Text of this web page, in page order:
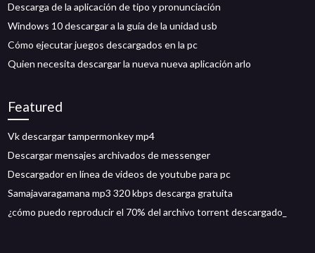
Descarga de la aplicación de tipo y pronunciación
Windows 10 descargar a la guía de la unidad usb
Cómo ejecutar juegos descargados en la pc
Quien necesita descargar la nueva nueva aplicación arlo
Featured
Vk descargar tampermonkey mp4
Descargar mensajes archivados de messenger
Descargador en línea de videos de youtube para pc
Samajavaragamana mp3 320 kbps descarga gratuita
¿cómo puedo reproducir el 70% del archivo torrent descargado_